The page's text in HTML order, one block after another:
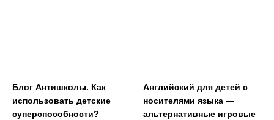
Блог Антишколы. Как
использовать детские
суперспособности?
Английский для детей с
носителями языка —
альтернативные игровые